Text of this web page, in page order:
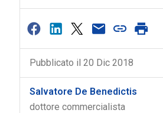
Pubblicato il 20 Dic 2018
Salvatore De Benedictis
dottore commercialista